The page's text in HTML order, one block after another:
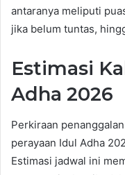
antaranya meliputi
jika belum tuntas,
Estimasi
Adha 2026
Perkiraan
perayaan Idul Adha
Estimasi jadwal ini